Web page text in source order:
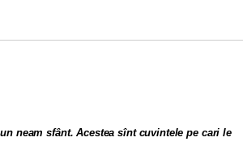
neam sfânt. Acestea sînt cuvintele pe cari le